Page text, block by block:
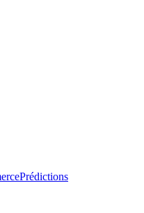
Prédictions